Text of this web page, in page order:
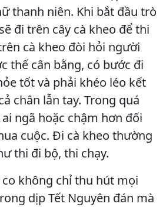
thanh niên. Khi bắt đầu trò
đi trên cây cà kheo để thi
cà kheo đòi hỏi người
thế cân bằng, có bước đi
tốt và phải khéo léo kết
chân lẫn tay. Trong quá
ngã hoặc chậm hơn đối
cuộc. Đi cà kheo thường
thi đi bộ, thi chạy.
co không chỉ thu hút mọi
dịp Tết Nguyên đán mà